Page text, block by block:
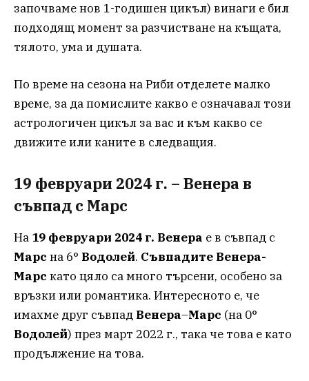
започваме нов 1-годишен цикъл) винаги е бил
подходящ момент за разчистване на къщата,
тялото, ума и душата.
По време на сезона на Риби отделете малко
време, за да помислите какво е означавал този
астрологичен цикъл за вас и към какво се
движите или каните в следващия.
19 февруари 2024 г. – Венера в
съвпад с Марс
На 19 февруари 2024 г. Венера е в съвпад с
Марс на 6° Водолей. Съвпадите Венера-
Марс като цяло са много търсени, особено за
връзки или романтика. Интересното е, че
имахме друг съвпад Венера–Марс (на 0°
Водолей) през март 2022 г., така че това е като
продължение на това.